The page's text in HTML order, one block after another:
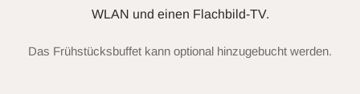
WLAN und einen Flachbild-TV.
Das Frühstücksbuffet kann optional hinzugebucht werden.